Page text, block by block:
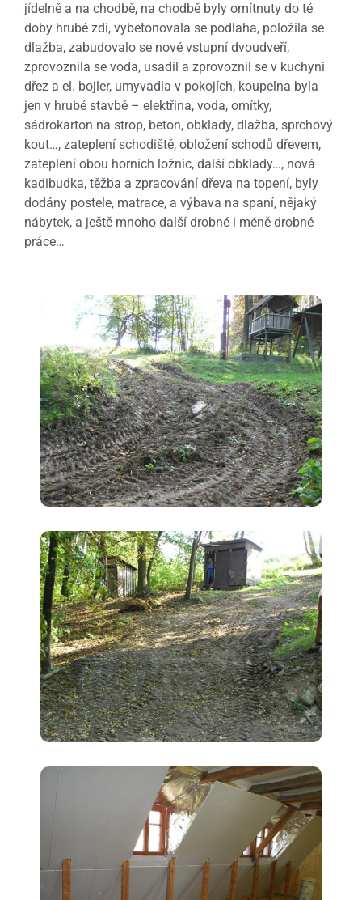
jídelně a na chodbě, na chodbě byly omítnuty do té
doby hrubé zdi, vybetonovala se podlaha, položila se
dlažba, zabudovalo se nové vstupní dvoudveří,
zprovoznila se voda, usadil a zprovoznil se v kuchyni
dřez a el. bojler, umyvadla v pokojích, koupelna byla
jen v hrubé stavbě – elektřina, voda, omítky,
sádrokarton na strop, beton, obklady, dlažba, sprchový
kout…, zateplení schodiště, obložení schodů dřevem,
zateplení obou horních ložnic, další obklady…, nová
kadibudka, těžba a zpracování dřeva na topení, byly
dodány postele, matrace, a výbava na spaní, nějaký
nábytek, a ještě mnoho další drobné i méně drobné
práce…